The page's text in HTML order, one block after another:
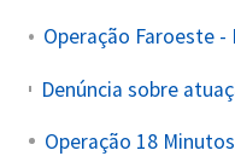
Operação 18 Minutos